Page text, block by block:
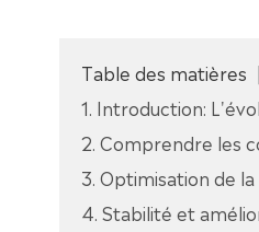
Table des matières
1. Introduction:
2. Comprendre les
3. Optimisation de
4. Stabilité et